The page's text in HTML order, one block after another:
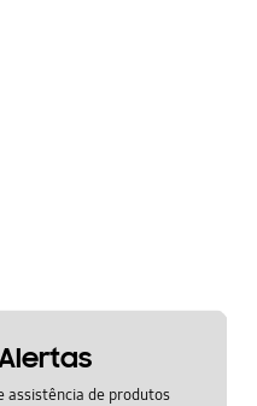
assistência de produtos